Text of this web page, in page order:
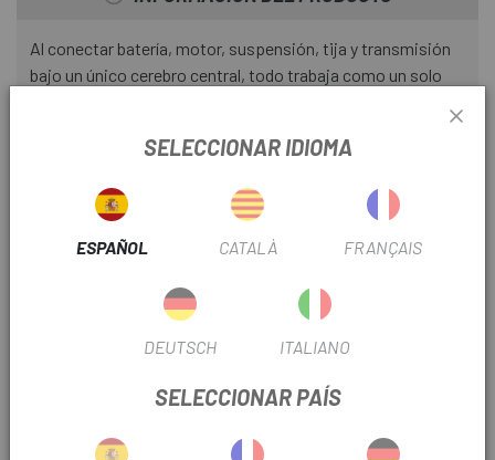
Al conectar batería, motor, suspensión, tija y transmisión
bajo un único cerebro central, todo trabaja como un solo
Un sistema. Una batería. Control total.
Para liberar todo su verdadero potencial. Se ha diseñado un
conjunta. El cambio electrónico, la tija telescópica y la
suspensión trabajan juntos, con una sola batería y
compartiendo información.
Al compartir datos entre componentes, Rallon RS ofrece
suspensión y los controles trabajan a partir de la misma
SELECCIONAR IDIOMA
ESPAÑOL CATALÀ FRANÇAIS
DEUTSCH ITALIANO
SELECCIONAR PAÍS